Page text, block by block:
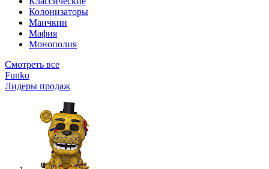
Колонизаторы
Манчкин
Мафия
Монополия
Смотреть все
Funko
Лидеры продаж